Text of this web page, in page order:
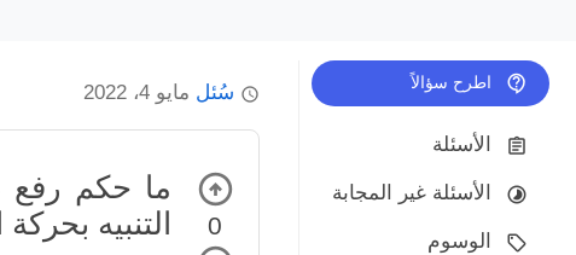
اطرح سؤالاً
الأسئلة
الأسئلة غير المجابة
الوسوم
سُئل مايو 4، 2022
0
ما حكم رفع
التنبيه